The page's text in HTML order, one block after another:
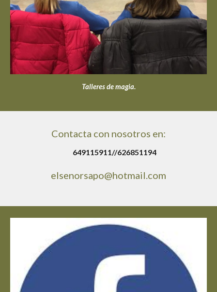
Talleres de magia.
Contacta con nosotros en:
649115911//626851194
elsenorsapo@hotmail.com